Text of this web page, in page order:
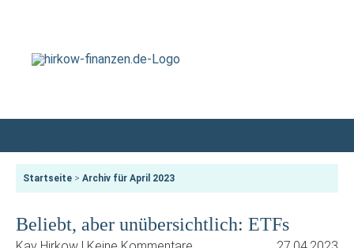
Startseite > Archiv für April 2023
Beliebt, aber unübersichtlich: ETFs